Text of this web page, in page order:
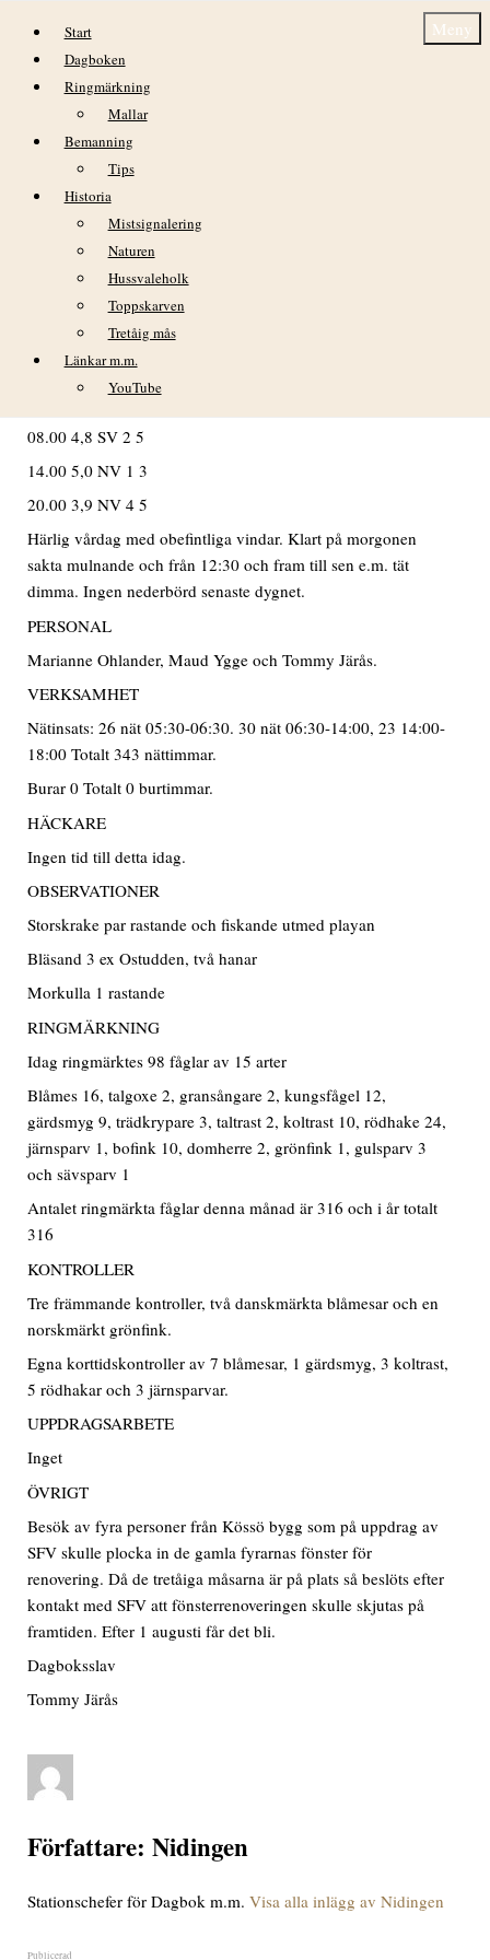
Hoppa till innehåll Meny
Start
Dagboken
Ringmärkning
Mallar
Bemanning
Tips
Historia
Mistsignalering
Naturen
Hussvaleholk
Toppskarven
Tretåig mås
Länkar m.m.
YouTube
Dagbok Nidingens Fågelstation Torsdag 19
mars 2026
VÄDER
Klock Temp Vind Byvind
02:00 4,8 SV 3 5
08.00 4,8 SV 2 5
14.00 5,0 NV 1 3
20.00 3,9 NV 4 5
Härlig vårdag med obefintliga vindar. Klart på morgonen
sakta mulnande och från 12:30 och fram till sen e.m. tät
dimma. Ingen nederbörd senaste dygnet.
PERSONAL
Marianne Ohlander, Maud Ygge och Tommy Järås.
VERKSAMHET
Nätinsats: 26 nät 05:30-06:30. 30 nät 06:30-14:00, 23 14:00-
18:00 Totalt 343 nättimmar.
Burar 0 Totalt 0 burtimmar.
HÄCKARE
Ingen tid till detta idag.
OBSERVATIONER
Storskrake par rastande och fiskande utmed playan
Bläsand 3 ex Ostudden, två hanar
Morkulla 1 rastande
RINGMÄRKNING
Idag ringmärktes 98 fåglar av 15 arter
Blåmes 16, talgoxe 2, gransångare 2, kungsfågel 12,
gärdsmyg 9, trädkrypare 3, taltrast 2, koltrast 10, rödhake 24,
järnsparv 1, bofink 10, domherre 2, grönfink 1, gulsparv 3
och sävsparv 1
Antalet ringmärkta fåglar denna månad är 316 och i år totalt
316
KONTROLLER
Tre främmande kontroller, två danskmärkta blåmesar och en
norskmärkt grönfink.
Egna korttidskontroller av 7 blåmesar, 1 gärdsmyg, 3 koltrast,
5 rödhakar och 3 järnsparvar.
UPPDRAGSARBETE
Inget
ÖVRIGT
Besök av fyra personer från Kössö bygg som på uppdrag av
SFV skulle plocka in de gamla fyrarnas fönster för
renovering. Då de tretåiga måsarna är på plats så beslöts efter
kontakt med SFV att fönsterrenoveringen skulle skjutas på
framtiden. Efter 1 augusti får det bli.
Dagboksslav
Tommy Järås
Författare: Nidingen
Stationschefer för Dagbok m.m.Visa alla inlägg av Nidingen